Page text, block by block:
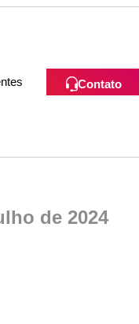
Contato
de 2024